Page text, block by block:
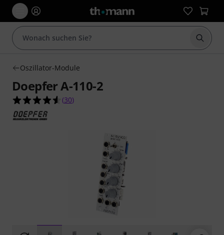
Suche
Oszillator-Module
Doepfer A-110-2
4.6 von 5 Sternen aus 30 Kundenbewertungen
(30)